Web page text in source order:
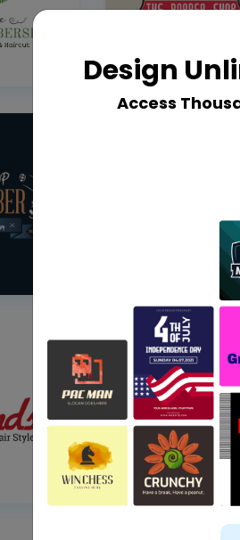
Design
Access